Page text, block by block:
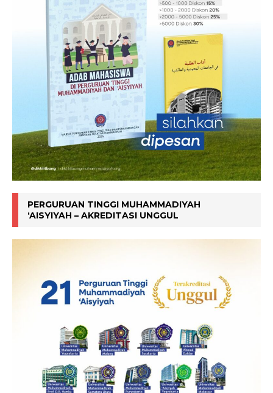
PERGURUAN TINGGI MUHAMMADIYAH
‘AISYIYAH – AKREDITASI UNGGUL